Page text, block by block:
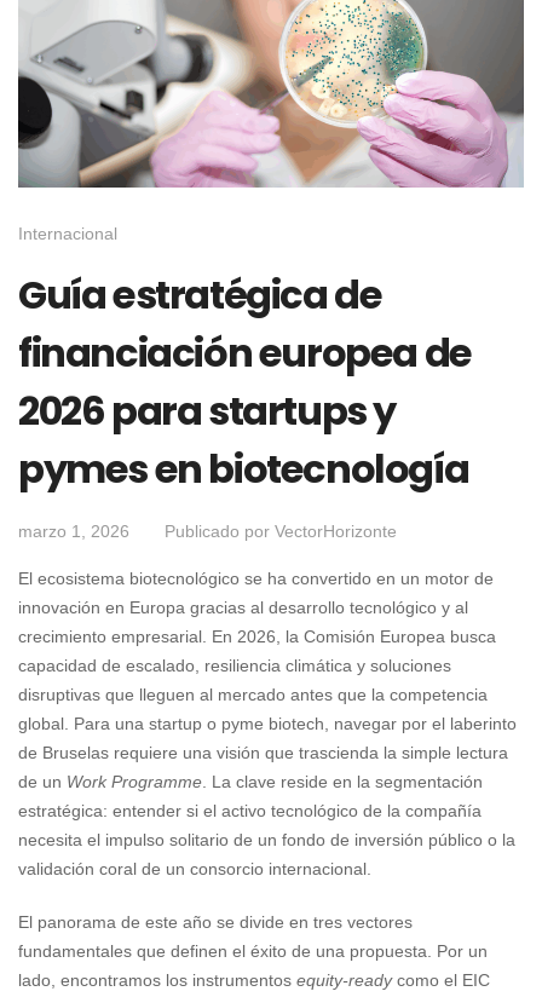
Internacional
Guía estratégica de
financiación europea de
2026 para startups y
pymes en biotecnología
marzo 1, 2026 Publicado por VectorHorizonte
El ecosistema biotecnológico se ha convertido en un motor de
innovación en Europa gracias al desarrollo tecnológico y al
crecimiento empresarial. En 2026, la Comisión Europea busca
capacidad de escalado, resiliencia climática y soluciones
disruptivas que lleguen al mercado antes que la competencia
global. Para una startup o pyme biotech, navegar por el laberinto
de Bruselas requiere una visión que trascienda la simple lectura
de un Work Programme. La clave reside en la segmentación
estratégica: entender si el activo tecnológico de la compañía
necesita el impulso solitario de un fondo de inversión público o la
validación coral de un consorcio internacional.
El panorama de este año se divide en tres vectores
fundamentales que definen el éxito de una propuesta. Por un
lado, encontramos los instrumentos equity-readycomo el EIC